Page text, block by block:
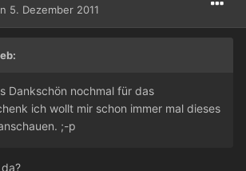
5. Dezember 2011
Dankschön nochmal für das
ich wollt mir schon immer mal dieses
;-p